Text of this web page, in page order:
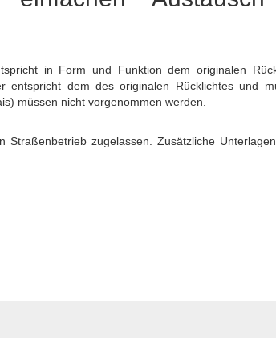
in Form und Funktion dem originalen
entspricht dem des originalen Rücklichtes und
müssen nicht vorgenommen werden.
Straßenbetrieb zugelassen. Zusätzliche